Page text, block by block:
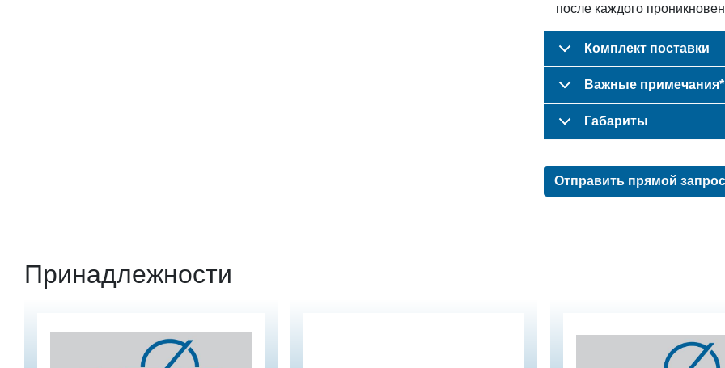
после каждого
Комплект поставки
Важные примечания*
Габариты
Отправить прямой запрос
Принадлежности